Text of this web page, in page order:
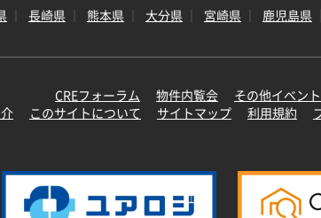
長崎県 熊本県 大分県 宮崎県 鹿児島県
CREフォーラム 物件内覧会 その他イベント
このサイトについて サイトマップ 利用規約